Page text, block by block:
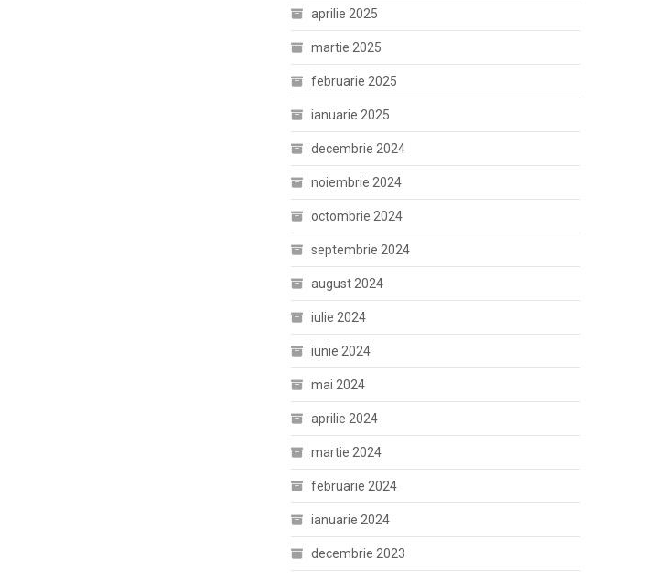
aprilie 2025
martie 2025
februarie 2025
ianuarie 2025
decembrie 2024
noiembrie 2024
octombrie 2024
septembrie 2024
august 2024
iulie 2024
iunie 2024
mai 2024
aprilie 2024
martie 2024
februarie 2024
ianuarie 2024
decembrie 2023